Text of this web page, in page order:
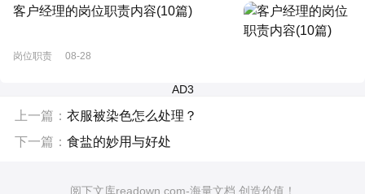
客户经理的岗位职责内容(10篇)
岗位职责 08-28
AD3
上一篇： 衣服被染色怎么处理？
下一篇： 食盐的妙用与好处
阅下文库readown.com-海量文档 创造价值！